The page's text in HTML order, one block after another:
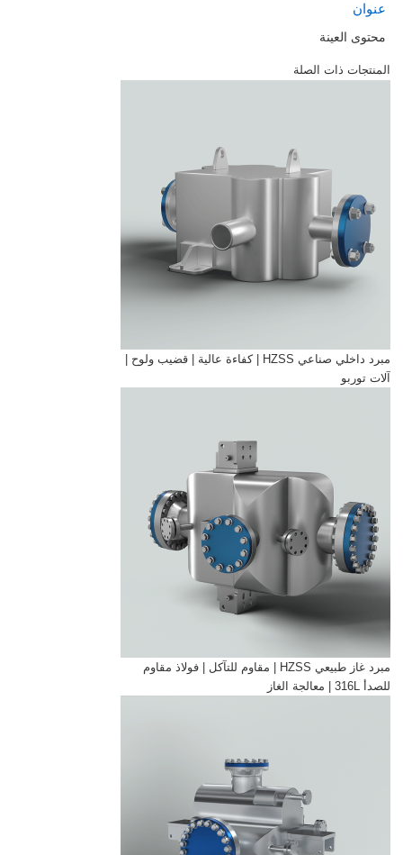
عنوان
محتوى العينة
المنتجات ذات الصلة
مبرد داخلي صناعي HZSS | كفاءة عالية | قضيب ولوح |
آلات توربو
مبرد غاز طبيعي HZSS | مقاوم للتآكل | فولاذ مقاوم
للصدأ 316L | معالجة الغاز